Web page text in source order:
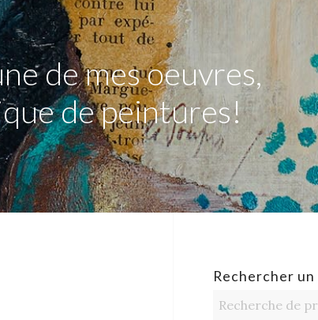
de mes oeuvres,
de peintures!
Rechercher